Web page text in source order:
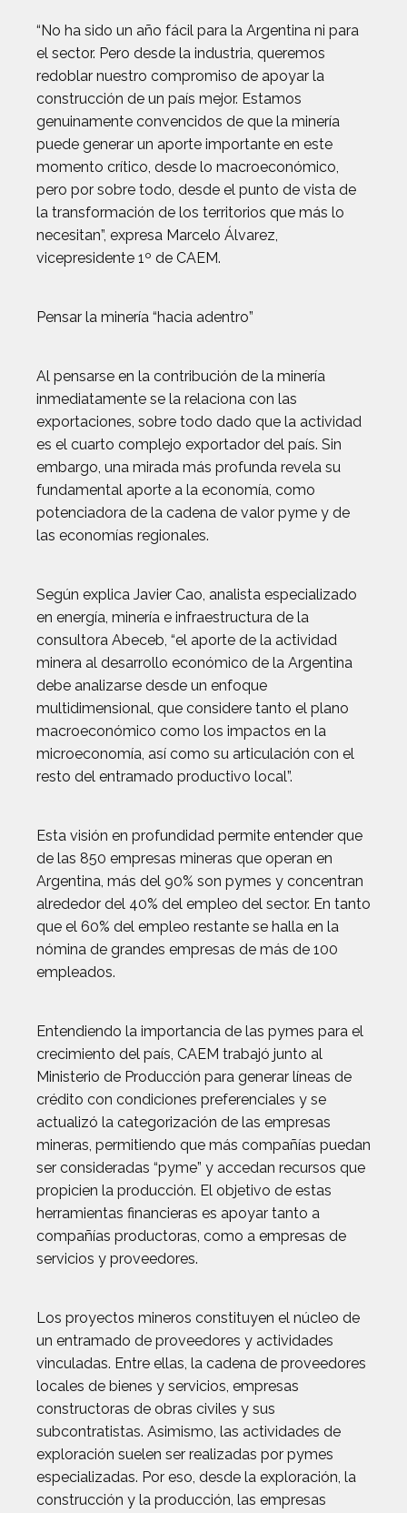
“No ha sido un año fácil para la Argentina ni para
el sector. Pero desde la industria, queremos
redoblar nuestro compromiso de apoyar la
construcción de un país mejor. Estamos
genuinamente convencidos de que la minería
puede generar un aporte importante en este
momento crítico, desde lo macroeconómico,
pero por sobre todo, desde el punto de vista de
la transformación de los territorios que más lo
necesitan”, expresa Marcelo Álvarez,
vicepresidente 1º de CAEM.
Pensar la minería “hacia adentro”
Al pensarse en la contribución de la minería
inmediatamente se la relaciona con las
exportaciones, sobre todo dado que la actividad
es el cuarto complejo exportador del país. Sin
embargo, una mirada más profunda revela su
fundamental aporte a la economía, como
potenciadora de la cadena de valor pyme y de
las economías regionales.
Según explica Javier Cao, analista especializado
en energía, minería e infraestructura de la
consultora Abeceb, “el aporte de la actividad
minera al desarrollo económico de la Argentina
debe analizarse desde un enfoque
multidimensional, que considere tanto el plano
macroeconómico como los impactos en la
microeconomía, así como su articulación con el
resto del entramado productivo local”.
Esta visión en profundidad permite entender que
de las 850 empresas mineras que operan en
Argentina, más del 90% son pymes y concentran
alrededor del 40% del empleo del sector. En tanto
que el 60% del empleo restante se halla en la
nómina de grandes empresas de más de 100
empleados.
Entendiendo la importancia de las pymes para el
crecimiento del país, CAEM trabajó junto al
Ministerio de Producción para generar líneas de
crédito con condiciones preferenciales y se
actualizó la categorización de las empresas
mineras, permitiendo que más compañías puedan
ser consideradas “pyme” y accedan recursos que
propicien la producción. El objetivo de estas
herramientas financieras es apoyar tanto a
compañías productoras, como a empresas de
servicios y proveedores.
Los proyectos mineros constituyen el núcleo de
un entramado de proveedores y actividades
vinculadas. Entre ellas, la cadena de proveedores
locales de bienes y servicios, empresas
constructoras de obras civiles y sus
subcontratistas. Asimismo, las actividades de
exploración suelen ser realizadas por pymes
especializadas. Por eso, desde la exploración, la
construcción y la producción, las empresas